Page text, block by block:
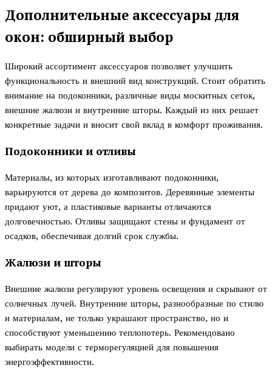
Дополнительные аксессуары для
окон: обширный выбор
Широкий ассортимент аксессуаров позволяет улучшить
функциональность и внешний вид конструкций. Стоит обратить
внимание на подоконники, различные виды москитных сеток,
внешние жалюзи и внутренние шторы. Каждый из них решает
конкретные задачи и вносит свой вклад в комфорт проживания.
Подоконники и отливы
Материалы, из которых изготавливают подоконники,
варьируются от дерева до композитов. Деревянные элементы
придают уют, а пластиковые варианты отличаются
долговечностью. Отливы защищают стены и фундамент от
осадков, обеспечивая долгий срок службы.
Жалюзи и шторы
Внешние жалюзи регулируют уровень освещения и скрывают от
солнечных лучей. Внутренние шторы, разнообразные по стилю
и материалам, не только украшают пространство, но и
способствуют уменьшению теплопотерь. Рекомендовано
выбирать модели с терморегуляцией для повышения
энергоэффективности.